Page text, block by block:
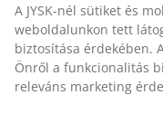
A JYSK-nél sütiket és
weboldalunkon tett
biztosítása érdekében.
Önről a funkcionalitás
releváns marketing